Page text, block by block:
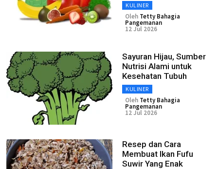
KULINER
Oleh Tetty Bahagia
Pangemanan
12 Jul 2026
Sayuran Hijau, Sumber
Nutrisi Alami untuk
Kesehatan Tubuh
KULINER
Oleh Tetty Bahagia
Pangemanan
12 Jul 2026
Resep dan Cara
Membuat Ikan Fufu
Suwir Yang Enak